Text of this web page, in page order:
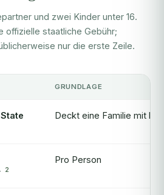
und zwei Kinder unter 16.
offizielle staatliche Gebühr;
nur die erste Zeile.
GRUNDLAGE
Deckt eine Familie mit
2
Pro Person